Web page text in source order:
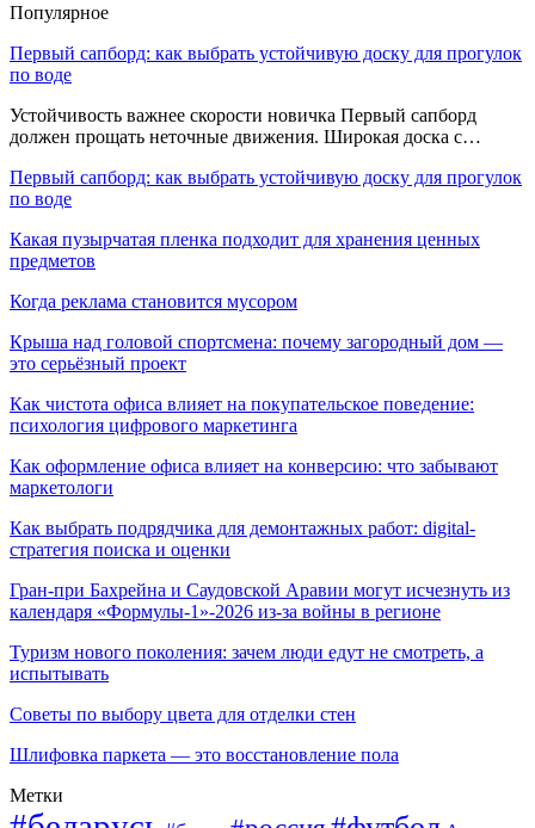
Популярное
Первый сапборд: как выбрать устойчивую доску для прогулок
по воде
Устойчивость важнее скорости новичка Первый сапборд
должен прощать неточные движения. Широкая доска с…
Первый сапборд: как выбрать устойчивую доску для прогулок
по воде
Какая пузырчатая пленка подходит для хранения ценных
предметов
Когда реклама становится мусором
Крыша над головой спортсмена: почему загородный дом —
это серьёзный проект
Как чистота офиса влияет на покупательское поведение:
психология цифрового маркетинга
Как оформление офиса влияет на конверсию: что забывают
маркетологи
Как выбрать подрядчика для демонтажных работ: digital-
стратегия поиска и оценки
Гран-при Бахрейна и Саудовской Аравии могут исчезнуть из
календаря «Формулы-1»-2026 из-за войны в регионе
Туризм нового поколения: зачем люди едут не смотреть, а
испытывать
Советы по выбору цвета для отделки стен
Шлифовка паркета — это восстановление пола
Метки